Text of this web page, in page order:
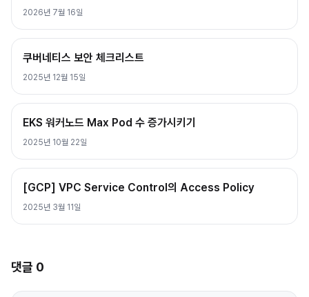
2026년 7월 16일
쿠버네티스 보안 체크리스트
2025년 12월 15일
EKS 워커노드 Max Pod 수 증가시키기
2025년 10월 22일
[GCP] VPC Service Control의 Access Policy
2025년 3월 11일
댓글 0